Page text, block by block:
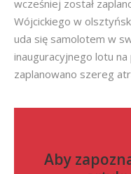
wcześniej został
Wójcickiego w
uda się samolotem w
inauguracyjnego lotu
zaplanowano szereg
Aby